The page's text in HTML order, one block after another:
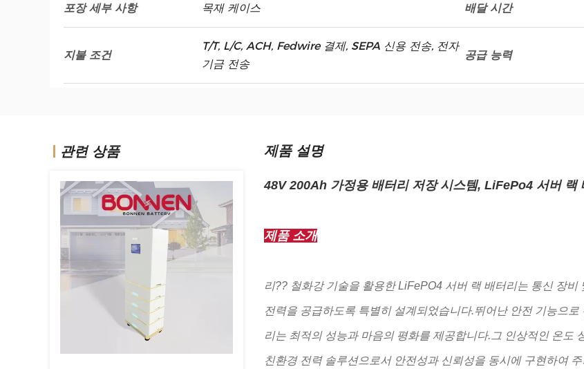
포장 세부 사항 목재 케이스 배달 시간
지불 조건
T/T, L/C, ACH, Fedwire 결제, SEPA 신용 전송, 전자
기금 전송
공급 능력
관련 상품 제품 설명
48V 200Ah 가정용 배터리 저장 시스템, LiFePo4 서버 랙
제품 소개
리?? 철화강 기술을 활용한 LiFePO4 서버 랙 배터리는 통신 장
전력을 공급하도록 특별히 설계되었습니다.뛰어난 안전 기능으
리는 최적의 성능과 마음의 평화를 제공합니다.그 인상적인 온도
친환경 전력 솔루션으로서 안전성과 신뢰성을 동시에 구현하여